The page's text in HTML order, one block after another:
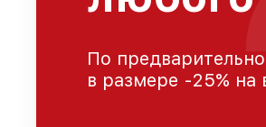
По
в размере -25% на